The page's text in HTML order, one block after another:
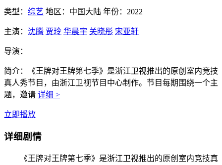
类型： 综艺 地区： 中国大陆 年份： 2022
主演： 沈腾 贾玲 华晨宇 关晓彤 宋亚轩
导演：
简介：
《王牌对王牌第七季》是浙江卫视推出的原创室内竞技
真人秀节目，由浙江卫视节目中心制作。节目每期围绕一个主
题，邀请 详细 >
立即播放
详细剧情
《王牌对王牌第七季》是浙江卫视推出的原创室内竞技真